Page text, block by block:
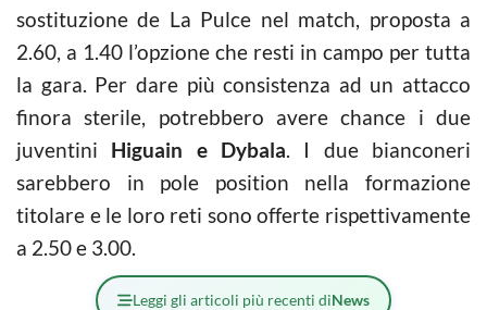
sostituzione de La Pulce nel match, proposta a
2.60, a 1.40 l’opzione che resti in campo per tutta
la gara. Per dare più consistenza ad un attacco
finora sterile, potrebbero avere chance i due
juventini Higuain e Dybala. I due bianconeri
sarebbero in pole position nella formazione
titolare e le loro reti sono offerte rispettivamente
a 2.50 e 3.00.
Leggi gli articoli più recenti diNews